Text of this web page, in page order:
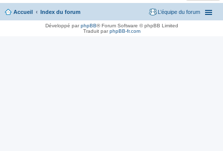
Accueil Index du forum L’équipe du forum
Développé parphpBB® Forum Software © phpBB Limited
Traduit parphpBB-fr.com